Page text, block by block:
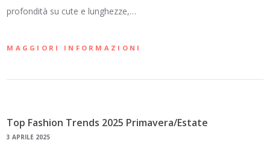
profondità su cute e lunghezze,…
MAGGIORI INFORMAZIONI
Top Fashion Trends 2025 Primavera/Estate
3 APRILE 2025